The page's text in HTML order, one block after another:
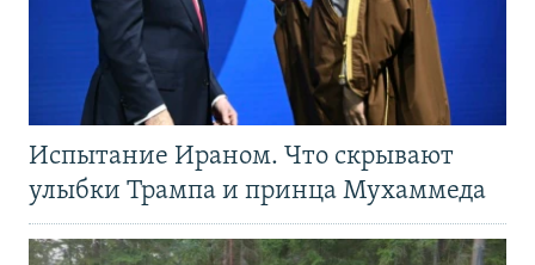
Испытание Ираном. Что скрывают
улыбки Трампа и принца Мухаммеда